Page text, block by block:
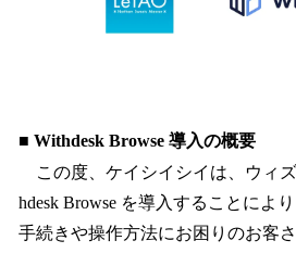
■ Withdesk Browse 導入の概要
この度、ケイシイシイは、ウィ
hdesk Browse を導入することによ
手続きや操作方法にお困りのお客